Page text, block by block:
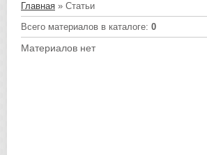
Главная » Статьи
Всего материалов в каталоге: 0
Материалов нет